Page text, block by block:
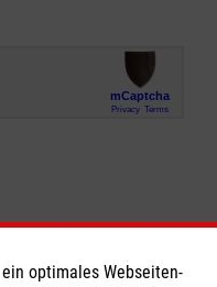
optimales Webseiten-